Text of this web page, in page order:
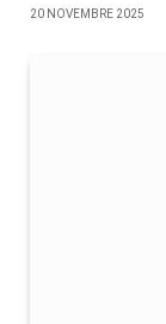
20 NOVEMBRE 2025